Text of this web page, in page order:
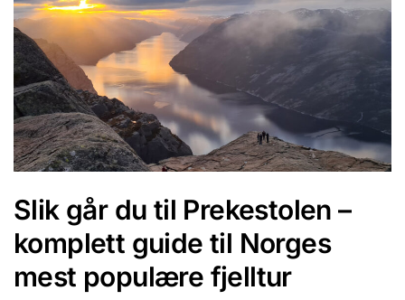
Slik går du til Prekestolen –
komplett guide til Norges
mest populære fjelltur